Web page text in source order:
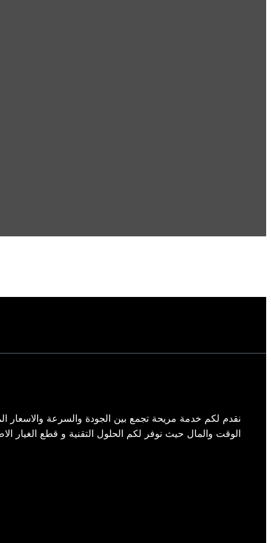
نقدم لكم خدمة مريحة تجمع بين الجودة والسرعة والاسعار
الوقت والمال حيث نوفر لكم الحلول التقنية و قطع الغيار